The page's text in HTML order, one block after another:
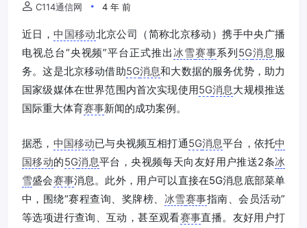
C114通信网 4 年 前
近日，中国移动北京公司（简称北京移动）携手中央广播
电视总台“央视频”平台正式推出 冰雪赛事系列5G消息 服
务。这是北京移动借助5G消息和大数据的服务优势，助力
国家级媒体在世界范围内首次实现使用5G消息大规模推送
国际重大体育赛事新闻的成功案例。
据悉， 中国移动已与央视频互相打通5G消息平台，依托中
国移动的5G消息平台，央视频每天向友好用户推送2条冰
雪盛会赛事消息。此外，用户可以直接在5G消息底部菜单
中，围绕“赛程查询、奖牌榜、 冰雪赛事指南、会员活动”
等选项进行查询、互动，甚至观看赛事直播。友好用户打